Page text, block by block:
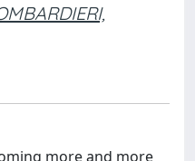
more and more